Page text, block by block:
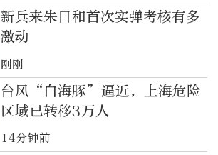
新兵来朱日和首次实弹考核有多
激动
刚刚
台风“白海豚”逼近，上海危险
区域已转移3万人
14分钟前